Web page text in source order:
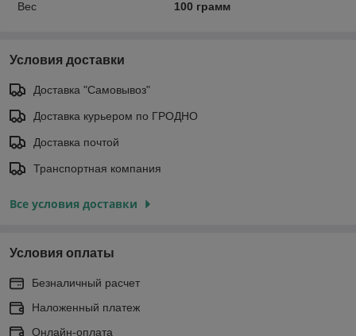
Вес 100 грамм
Условия доставки
Доставка "Самовывоз"
Доставка курьером по ГРОДНО
Доставка почтой
Транспортная компания
Все условия доставки
Условия оплаты
Безналичный расчет
Наложенный платеж
Онлайн-оплата